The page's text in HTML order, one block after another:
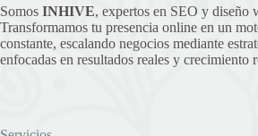
Somos INHIVE, expertos en SEO y diseño
Transformamos tu presencia online en un
constante, escalando negocios mediante
enfocadas en resultados reales y crecimiento